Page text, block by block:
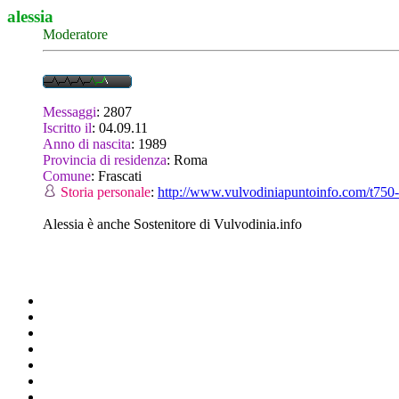
alessia
Moderatore
Messaggi: 2807
Iscritto il: 04.09.11
Anno di nascita: 1989
Provincia di residenza: Roma
Comune: Frascati
Storia personale: http://www.vulvodiniapuntoinfo.com/
Alessia è anche Sostenitore di Vulvodinia.info